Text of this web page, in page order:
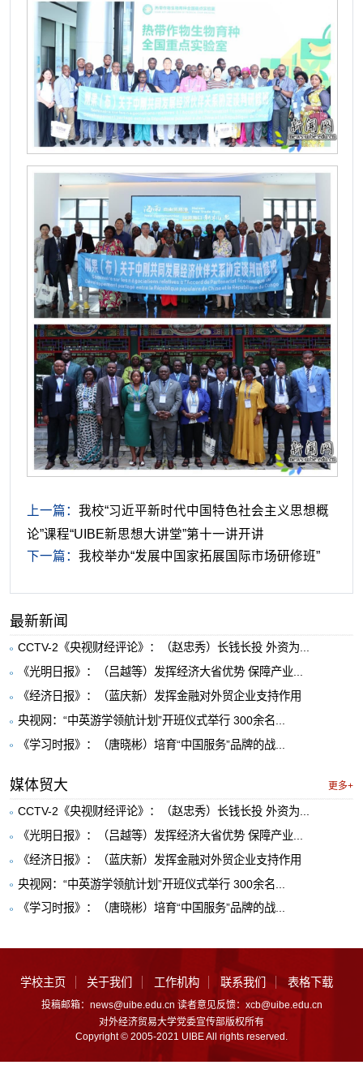
上一篇： 我校“习近平新时代中国特色社会主义思想概
论”课程“UIBE新思想大讲堂”第十一讲开讲
下一篇： 我校举办“发展中国家拓展国际市场研修班”
最新新闻
CCTV-2《央视财经评论》：（赵忠秀）长钱长投 外资为...
《光明日报》：（吕越等）发挥经济大省优势 保障产业...
《经济日报》：（蓝庆新）发挥金融对外贸企业支持作用
央视网：“中英游学领航计划”开班仪式举行 300余名...
《学习时报》：（唐晓彬）培育“中国服务”品牌的战...
媒体贸大 更多+
CCTV-2《央视财经评论》：（赵忠秀）长钱长投 外资为...
《光明日报》：（吕越等）发挥经济大省优势 保障产业...
《经济日报》：（蓝庆新）发挥金融对外贸企业支持作用
央视网：“中英游学领航计划”开班仪式举行 300余名...
《学习时报》：（唐晓彬）培育“中国服务”品牌的战...
学校主页 关于我们 工作机构 联系我们 表格下载
投稿邮箱：news@uibe.edu.cn 读者意见反馈：xcb@uibe.edu.cn
对外经济贸易大学党委宣传部版权所有
Copyright © 2005-2021 UIBE All rights reserved.